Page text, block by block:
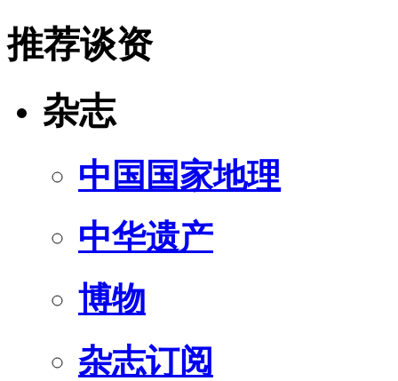
推荐谈资
杂志
中国国家地理
中华遗产
博物
杂志订阅